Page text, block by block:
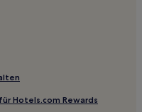
Kozaki
Hotels.com Rewards